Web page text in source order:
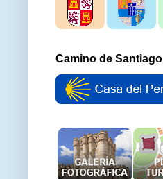
Camino de Santiago